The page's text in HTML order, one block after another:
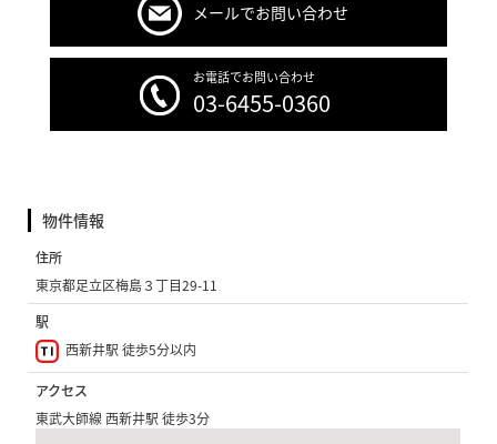
メールでお問い合わせ
お電話でお問い合わせ
03-6455-0360
物件情報
住所
東京都足立区梅島３丁目29-11
駅
西新井駅 徒歩5分以内
アクセス
東武大師線 西新井駅 徒歩3分